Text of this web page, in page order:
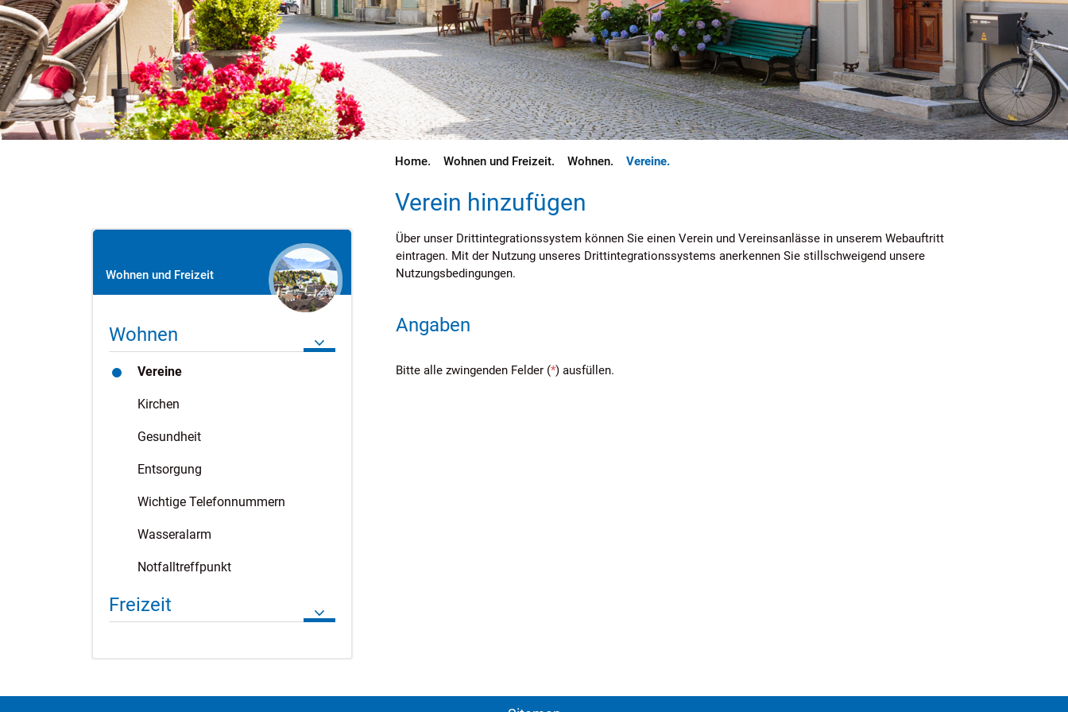
Wohnen und Freizeit Wohnen Vereine(ausgewählt)
Verein hinzufügen
Wohnen und Freizeit
Wohnen
Vereine
(ausgewählt)
Kirchen
Gesundheit
Entsorgung
Wichtige Telefonnummern
Wasseralarm
Notfalltreffpunkt
Freizeit
Über unser Drittintegrationssystem können Sie einen Verein und Vereinsanlässe in unserem Webauftritt
eintragen. Mit der Nutzung unseres Drittintegrationssystems anerkennen Sie stillschweigend unsere
Nutzungsbedingungen.
Angaben
Bitte alle zwingenden Felder (*) ausfüllen.